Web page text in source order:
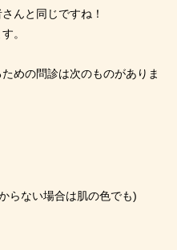
んと同じですね！
。
めの問診は次のものがありま
らない場合は肌の色でも)